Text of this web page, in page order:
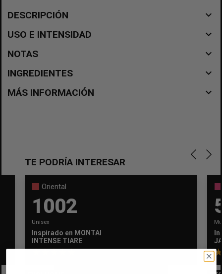
Crear lista de deseos
×
DESCRIPCIÓN navigate_before
USO E INTENSIDAD navigate_before
NOTAS navigate_before
INGREDIENTES navigate_before
MÁS INFORMACIÓN navigate_before
TE PODRÍA INTERESAR
Oriental
1002
Unisex
Inspirado en MONTALE
INTENSE TIARE